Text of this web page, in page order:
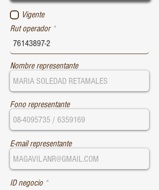
Vigente
Rut operador
Nombre representante
Fono representante
E-mail representante
ID negocio